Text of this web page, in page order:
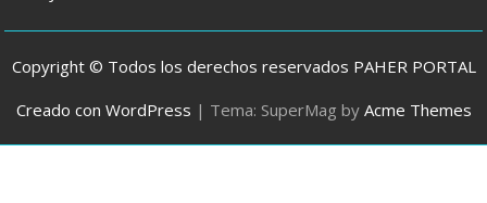
Copyright © Todos los derechos reservados PAHER PORTAL
Creado con WordPress | Tema: SuperMag by Acme Themes